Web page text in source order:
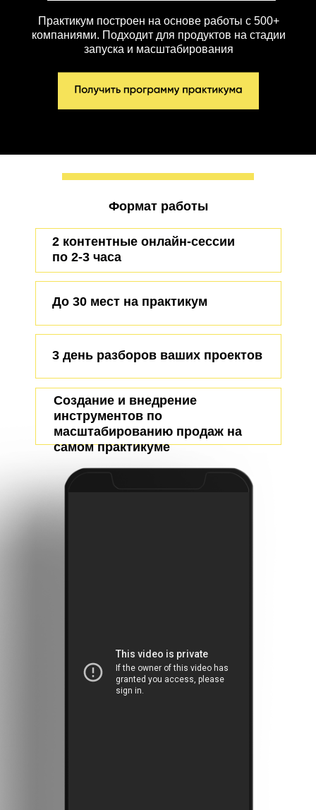
Практикум построен на основе работы с 500+
компаниями. Подходит для продуктов на стадии
запуска и масштабирования
Формат работы
2 контентные онлайн-сессии
по 2-3 часа
3 день разборов ваших проектов
До 30 мест на практикум
Создание и внедрение
инструментов по
масштабированию продаж на
самом практикуме